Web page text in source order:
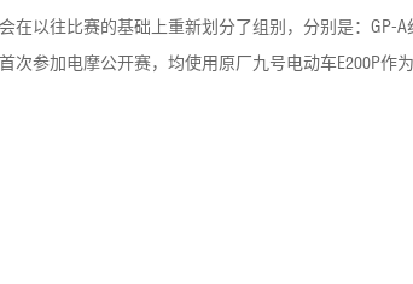
在以往比赛的基础上重新划分了组别，分别是：GP-
次参加电摩公开赛，均使用原厂九号电动车E200P作为